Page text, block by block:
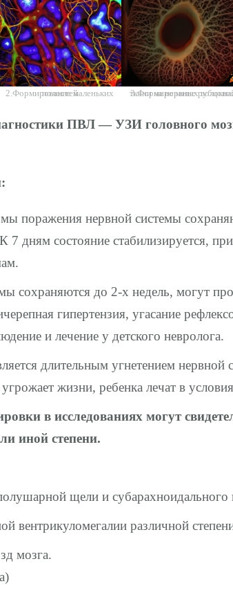
2.Формирование маленьких полостей 3.Формирование рубцовой ткани на нервных
ПВЛ — УЗИ головного
поражения нервной системы
7 дням состояние стабилизируется,
сохраняются до 2-х недель, могут
гипертензия, угасание
и лечение у детского невролога.
длительным угнетением нервной
жизни, ребенка лечат в
в исследованиях могут
иной степени.
щели и субарахноидального
вентрикуломегалии различной
мозга.